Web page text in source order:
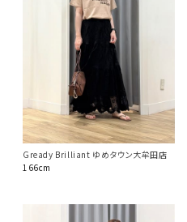
Gready Brilliant ゆめタウン大牟田店
166cm